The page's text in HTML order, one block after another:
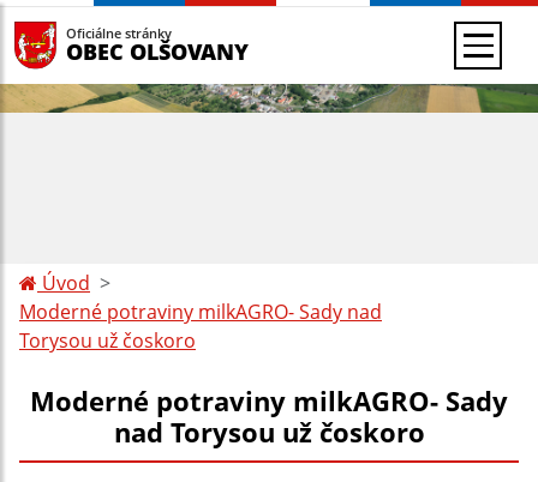
Oficiálne stránky
OBEC OLŠOVANY
Úvod
Moderné potraviny milkAGRO- Sady nad
Torysou už čoskoro
Moderné potraviny milkAGRO- Sady
nad Torysou už čoskoro